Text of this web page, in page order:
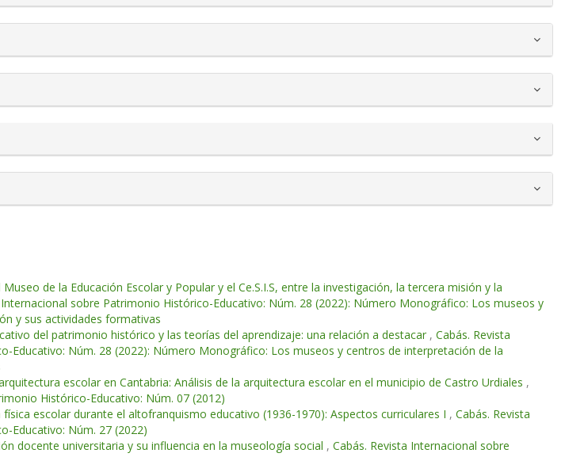
Museo de la Educación Escolar y Popular y el Ce.S.I.S, entre la investigación, la tercera misión y la
Internacional sobre Patrimonio Histórico-Educativo: Núm. 28 (2022): Número Monográfico: Los museos y
y sus actividades formativas
del patrimonio histórico y las teorías del aprendizaje: una relación a destacar , Cabás. Revista
Educativo: Núm. 28 (2022): Número Monográfico: Los museos y centros de interpretación de la
escolar en Cantabria: Análisis de la arquitectura escolar en el municipio de Castro Urdiales ,
Histórico-Educativo: Núm. 07 (2012)
física escolar durante el altofranquismo educativo (1936-1970): Aspectos curriculares I , Cabás. Revista
Educativo: Núm. 27 (2022)
docente universitaria y su influencia en la museología social , Cabás. Revista Internacional sobre